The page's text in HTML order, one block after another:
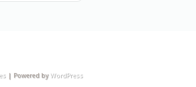
| Powered by WordPress